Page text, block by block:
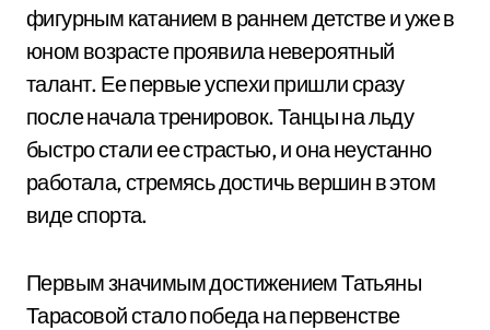
фигурным катанием в раннем детстве и уже в
юном возрасте проявила невероятный
талант. Ее первые успехи пришли сразу
после начала тренировок. Танцы на льду
быстро стали ее страстью, и она неустанно
работала, стремясь достичь вершин в этом
виде спорта.
Первым значимым достижением Татьяны
Тарасовой стало победа на первенстве